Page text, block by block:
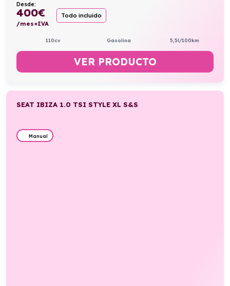
Desde:
400€
/mes+IVA
Todo incluido
110cv Gasolina 5,5l/100km
VER PRODUCTO
SEAT IBIZA 1.0 TSI STYLE XL S&S
Manual